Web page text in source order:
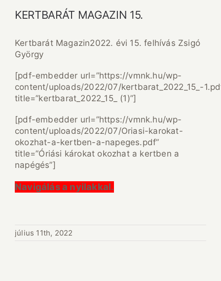
KERTBARÁT MAGAZIN 15.
Kertbarát Magazin2022. évi 15. felhívás Zsigó
György
[pdf-embedder url=”https://vmnk.hu/wp-
content/uploads/2022/07/kertbarat_2022_15_-
title=”kertbarat_2022_15_ (1)”]
[pdf-embedder url=”https://vmnk.hu/wp-
content/uploads/2022/07/Oriasi-karokat-
okozhat-a-kertben-a-napeges.pdf”
title=”Óriási károkat okozhat a kertben a
napégés”]
Navigálás a nyilakkal.
július 11th, 2022